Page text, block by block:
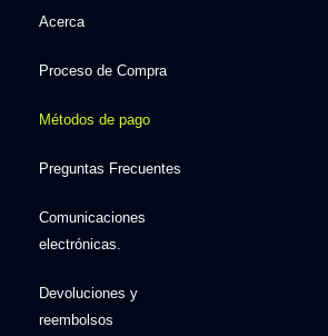
Acerca
Proceso de Compra
Métodos de pago
Preguntas Frecuentes
Comunicaciones
electrónicas.
Devoluciones y
reembolsos